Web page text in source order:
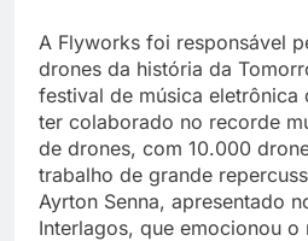
A Flyworks foi responsável
drones da história da
festival de música eletrônica
ter colaborado no recorde
de drones, com 10.000
trabalho de grande
Ayrton Senna, apresentado
Interlagos, que emocionou o